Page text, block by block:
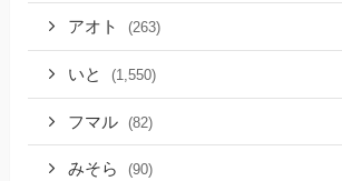
アオト (263)
いと (1,550)
フマル (82)
みそら (90)